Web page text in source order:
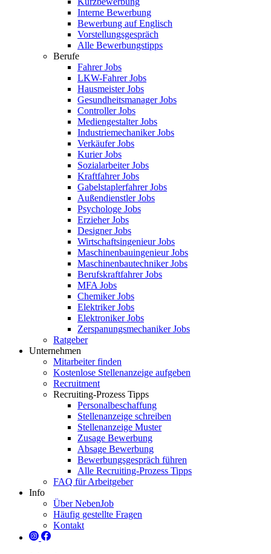
Interne Bewerbung
Bewerbung auf Englisch
Vorstellungsgespräch
Alle Bewerbungstipps
Berufe
Fahrer Jobs
LKW-Fahrer Jobs
Hausmeister Jobs
Gesundheitsmanager Jobs
Controller Jobs
Mediengestalter Jobs
Industriemechaniker Jobs
Verkäufer Jobs
Kurier Jobs
Sozialarbeiter Jobs
Kraftfahrer Jobs
Gabelstaplerfahrer Jobs
Außendienstler Jobs
Psychologe Jobs
Erzieher Jobs
Designer Jobs
Wirtschaftsingenieur Jobs
Maschinenbauingenieur Jobs
Maschinenbautechniker Jobs
Berufskraftfahrer Jobs
MFA Jobs
Chemiker Jobs
Elektriker Jobs
Elektroniker Jobs
Zerspanungsmechaniker Jobs
Ratgeber
Unternehmen
Mitarbeiter finden
Kostenlose Stellenanzeige aufgeben
Recruitment
Recruiting-Prozess Tipps
Personalbeschaffung
Stellenanzeige schreiben
Stellenanzeige Muster
Zusage Bewerbung
Absage Bewerbung
Bewerbungsgespräch führen
Alle Recruiting-Prozess Tipps
FAQ für Arbeitgeber
Info
Über NebenJob
Häufig gestellte Fragen
Kontakt